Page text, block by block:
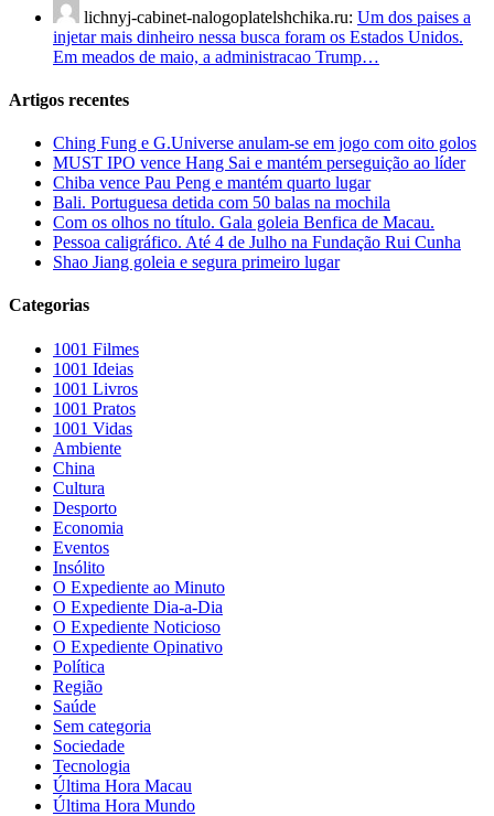
lichnyj-cabinet-nalogoplatelshchika.ru: Um dos paises a
injetar mais dinheiro nessa busca foram os Estados Unidos.
Em meados de maio, a administracao Trump…
Artigos recentes
Ching Fung e G.Universe anulam-se em jogo com oito golos
MUST IPO vence Hang Sai e mantém perseguição ao líder
Chiba vence Pau Peng e mantém quarto lugar
Bali. Portuguesa detida com 50 balas na mochila
Com os olhos no título. Gala goleia Benfica de Macau.
Pessoa caligráfico. Até 4 de Julho na Fundação Rui Cunha
Shao Jiang goleia e segura primeiro lugar
Categorias
1001 Filmes
1001 Ideias
1001 Livros
1001 Pratos
1001 Vidas
Ambiente
China
Cultura
Desporto
Economia
Eventos
Insólito
O Expediente ao Minuto
O Expediente Dia-a-Dia
O Expediente Noticioso
O Expediente Opinativo
Política
Região
Saúde
Sem categoria
Sociedade
Tecnologia
Última Hora Macau
Última Hora Mundo